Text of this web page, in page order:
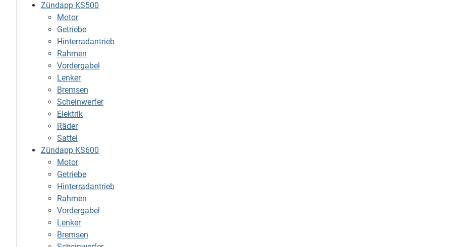
Zündapp KS500
Motor
Getriebe
Hinterradantrieb
Rahmen
Vordergabel
Lenker
Bremsen
Scheinwerfer
Elektrik
Räder
Sattel
Zündapp KS600
Motor
Getriebe
Hinterradantrieb
Rahmen
Vordergabel
Lenker
Bremsen